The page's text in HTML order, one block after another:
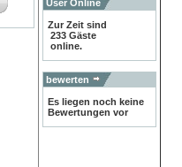
User Online
Zur Zeit sind
233 Gäste
online.
bewerten
Es liegen noch keine
Bewertungen vor